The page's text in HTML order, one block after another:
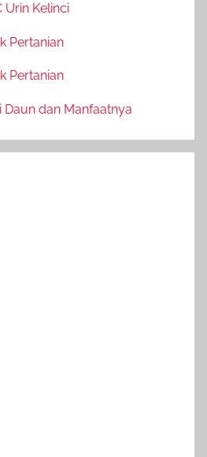
Urin Kelinci
Pertanian
Pertanian
dan Manfaatnya